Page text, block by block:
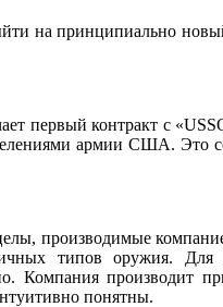
на принципиально
первый контракт с
армии США. Это
производимые
типов оружия. Для
Компания производит
понятны.